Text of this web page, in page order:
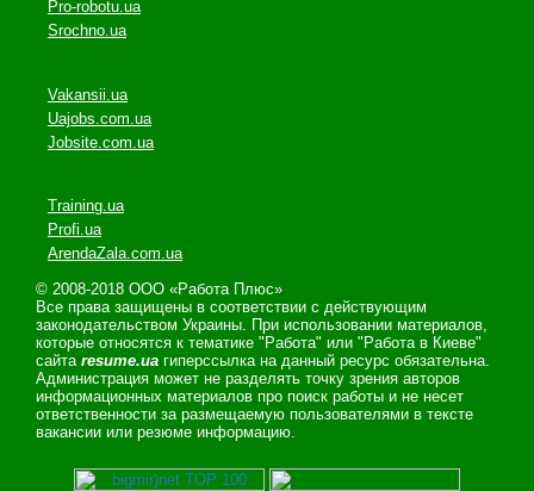
Pro-robotu.ua
Srochno.ua
Vakansii.ua
Uajobs.com.ua
Jobsite.com.ua
Training.ua
Profi.ua
ArendaZala.com.ua
© 2008-2018 ООО «Работа Плюс»
Все права защищены в соответствии с действующим
законодательством Украины. При использовании материалов,
которые относятся к тематике "Работа" или "Работа в Киеве"
сайта resume.ua гиперссылка на данный ресурс обязательна.
Администрация может не разделять точку зрения авторов
информационных материалов про поиск работы и не несет
ответственности за размещаемую пользователями в тексте
вакансии или резюме информацию.